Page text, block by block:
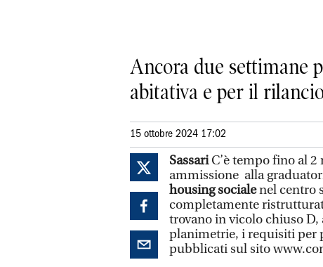
Ancora due settimane
abitativa e per il
15 ottobre 2024 17:02
SassariC’è tempo fino al
ammissione alla
housing socialenel centro
completamente
trovano in vicolo chiuso
planimetrie, i requisiti per
pubblicati sul sito